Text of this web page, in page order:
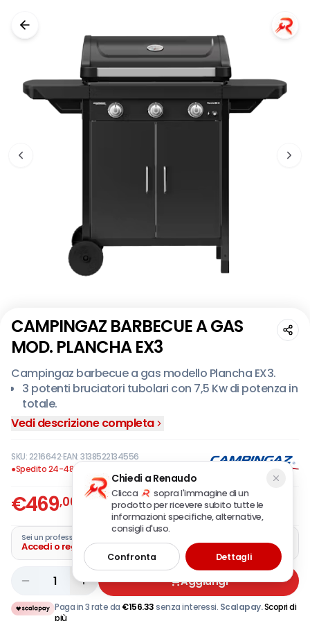
CAMPINGAZ BARBECUE A GAS
MOD. PLANCHA EX3
Campingaz barbecue a gas modello Plancha EX3.
3 potenti bruciatori tubolari con 7,5 Kw di potenza in
totale.
Ampia superficie in griglia smaltata da 62 x 34 cm
Coperchio per cottura a convezione con
termometro integrato per un monitoraggio e
controllo precisi della temperatura.
Imbuto di scarico del grasso in acciaio inox ed un
contenitore raccogli-grassi lavabile in lavastoviglie.
Carrello integrato in acciaio con 2 grandi ruote da
giardino.
Il tavolino si ripiega per essere riposto facilmente.
Accensione piezo.
Sportelli del carrello per nascondere la bombola del
gas quando riposto.
Vedi descrizione completa
SKU:2216642·EAN:3138522134556
●Spedito 24-48 ore
€469,00
Sei un professionista?
Accedi o registra la tua azienda
1 Aggiungi
Paga in 3 rate da €156.33senza interessi. Scalapay.Scopri di
più
Chiedi a Renaudo
Clicca
sopra l'immagine di un
prodotto per ricevere subito tutte le
informazioni: specifiche, alternative,
consigli d'uso.
Confronta Dettagli